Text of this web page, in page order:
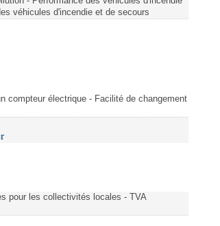
véhicules d'incendie et de secours
compteur électrique - Facilité de changement
pour les collectivités locales - TVA